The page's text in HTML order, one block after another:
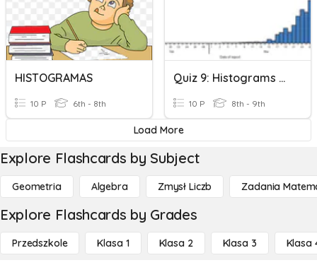
HISTOGRAMAS
10 P 6th - 8th
Quiz 9: Histograms And Cumulative Histograms
10 P 8th - 9th
Load More
Explore Flashcards by Subject
Geometria Algebra Zmysł Liczb Zadania
Explore Flashcards by Grades
Przedszkole Klasa 1 Klasa 2 Klasa 3 Klasa